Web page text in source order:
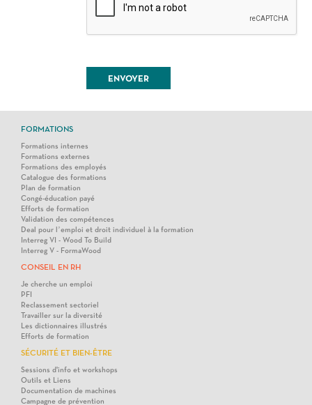
FORMATIONS
Formations internes
Formations externes
Formations des employés
Catalogue des formations
Plan de formation
Congé-éducation payé
Efforts de formation
Validation des compétences
Deal pour l’emploi et droit individuel à la formation
Interreg VI - Wood To Build
Interreg V - FormaWood
CONSEIL EN RH
Je cherche un emploi
PFI
Reclassement sectoriel
Travailler sur la diversité
Les dictionnaires illustrés
Efforts de formation
SÉCURITÉ ET BIEN-ÊTRE
Sessions d'info et workshops
Outils et Liens
Documentation de machines
Campagne de prévention